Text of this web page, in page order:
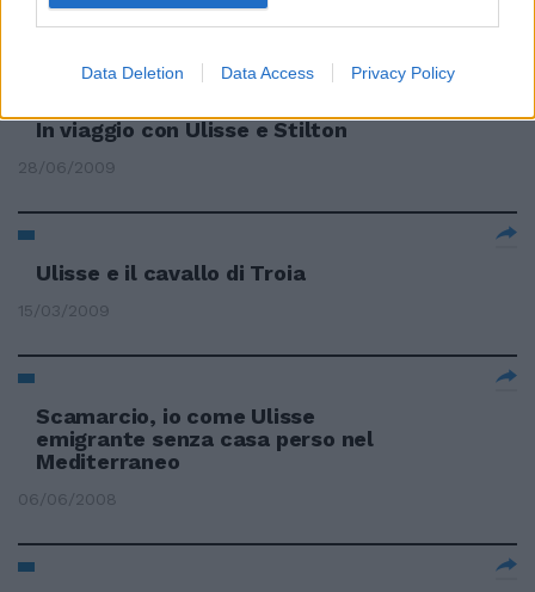
Data Deletion Data Access Privacy Policy
08/11/2009
In viaggio con Ulisse e Stilton
28/06/2009
Ulisse e il cavallo di Troia
15/03/2009
Scamarcio, io come Ulisse
emigrante senza casa perso nel
Mediterraneo
06/06/2008